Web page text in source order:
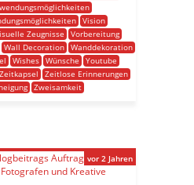
Vision
Zeugnisse
Vorbereitung
Wall Decoration Wanddekoration
Wishes Wünsche
Youtube
Zeitkapsel
Zeitlose Erinnerungen
Zweisamkeit
vor 2 Jahren